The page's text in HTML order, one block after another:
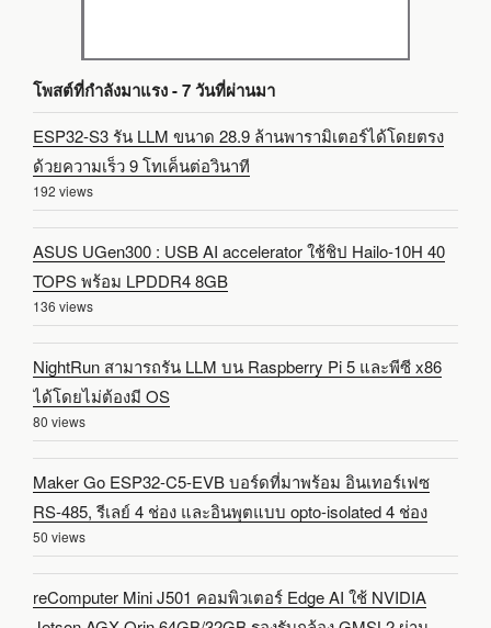
โพสต์ที่กำลังมาแรง - 7 วันที่ผ่านมา
ESP32-S3 รัน LLM ขนาด 28.9 ล้านพารามิเตอร์ได้โดยตรง
ด้วยความเร็ว 9 โทเค็นต่อวินาที
192 views
ASUS UGen300 : USB AI accelerator ใช้ชิป Hailo-10H 40
TOPS พร้อม LPDDR4 8GB
136 views
NightRun สามารถรัน LLM บน Raspberry Pi 5 และพีซี x86
ได้โดยไม่ต้องมี OS
80 views
Maker Go ESP32-C5-EVB บอร์ดที่มาพร้อม อินเทอร์เฟซ
RS-485, รีเลย์ 4 ช่อง และอินพุตแบบ opto-isolated 4 ช่อง
50 views
reComputer Mini J501 คอมพิวเตอร์ Edge AI ใช้ NVIDIA